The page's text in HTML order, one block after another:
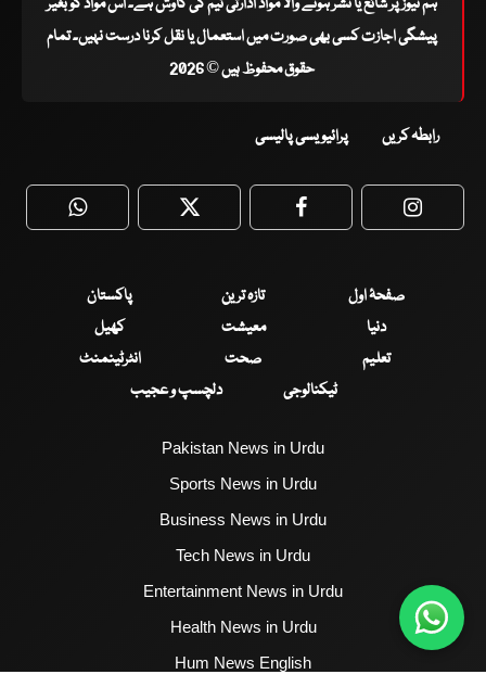
پیشگی اجازت کسی بھی صورت میں استعمال یا نقل کرنا درست نہیں۔ تمام
حقوق محفوظ ہیں © 2026
رابطہ کریں پرائیویسی پالیسی
WhatsApp Twitter Facebook
صفحۂ اول تازہ ترین
پاکستان
دنیا
معیشت
کھیل
تعلیم
صحت
انٹرٹینمنٹ
ٹیکنالوجی
دلچسپ و عجیب
Pakistan News in Urdu
Sports News in Urdu
Business News in Urdu
Tech News in Urdu
Entertainment News in Urdu
Health News in Urdu
Hum News English